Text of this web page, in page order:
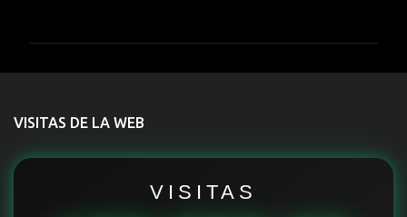
t
r
VISITAS DE LA WEB
VISITAS